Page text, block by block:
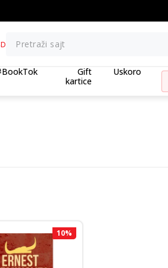
Pretraži sajt
Gift
kartice
Uskoro
10%